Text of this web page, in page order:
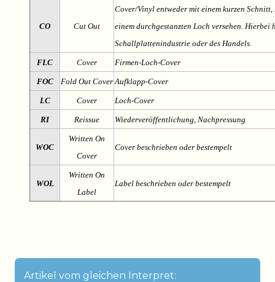
CO Cut Out
Cover/Vinyl entweder mit einem kurzen
einem durchgestanzten Loch versehen. Hierbei
Schallplattenindustrie oder des Handels.
FLC Cover Firmen-Loch-Cover
FOC Fold Out Cover Aufklapp-Cover
LC Cover Loch-Cover
RI Reissue Wiederveröffentlichung, Nachpressung
WOC
Written On
Cover
Cover beschrieben oder bestempelt
WOL
Written On
Label
Label beschrieben oder bestempelt
Artikel vom gleichen Interpret: